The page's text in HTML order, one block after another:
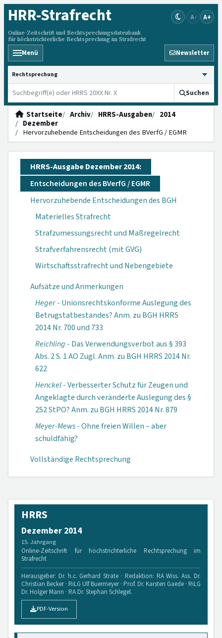
HRR-Strafrecht
Online-Zeitschrift und Rechtsprechungsdatenbank
für höchstrichterliche Rechtsprechung im Strafrecht
A- A+
Menü Newsletter
HRRS durchsuchen
Suchen
Startseite Archiv HRRS-Ausgaben
2014
Dezember
Hervorzuhebende Entscheidungen des BVerfG / EGMR
HRRS-Ausgabe Dezember 2014:
Entscheidungen des BVerfG / EGMR
Hervorzuhebende Entscheidungen des BGH
Materielles Strafrecht
Strafzumessungsrecht und Maßregelrecht
Strafverfahrensrecht (mit GVG)
Wirtschaftsstrafrecht und Nebengebiete
Aufsätze und Anmerkungen
Heger- Unionsrechtskonforme Auslegung des
Betrugstatbestandes? Anm. zu BGH HRRS
2014 Nr. 700 und 733
Reichling - Das Verwendungsverbot aus § 393
Abs. 2 S. 1 AO Zugl. Anm. zu BGH HRRS 2014 Nr.
622
Henckel- Verbesserter Schutz für Zeugen und
Angeklagte durch veränderte Auslegung des §
252 StPO? Anm. zu BGH HRRS 2014 Nr. 879
Meyer-Mews- Ohne freien Willen – aber
schuldfähig?
Vollständige Rechtsprechung
HRRS
Dezember 2014
15. Jahrgang
Online-Zeitschrift für höchstrichterliche Rechtsprechung im
Strafrecht
Herausgeber: Dr. h.c. Gerhard Strate · Redaktion: RA Wiss. Ass. Dr.
Christian Becker · RiLG Ulf Buermeyer · Prof. Dr. Karsten Gaede · RiLG
Dr. Holger Mann · RA Dr. Stephan Schlegel.
PDF-Version